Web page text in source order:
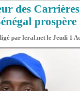
des
prospère
par leral.net le Jeudi 1